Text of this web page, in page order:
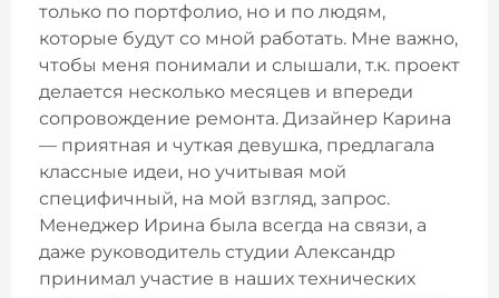
только по портфолио, но и по людям,
которые будут со мной работать. Мне важно,
чтобы меня понимали и слышали, т.к. проект
делается несколько месяцев и впереди
сопровождение ремонта. Дизайнер Карина
— приятная и чуткая девушка, предлагала
классные идеи, но учитывая мой
специфичный, на мой взгляд, запрос.
Менеджер Ирина была всегда на связи, а
даже руководитель студии Александр
принимал участие в наших технических